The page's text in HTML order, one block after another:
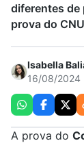
diferentes de
prova do
Isabella
16/08/2024
A prova do